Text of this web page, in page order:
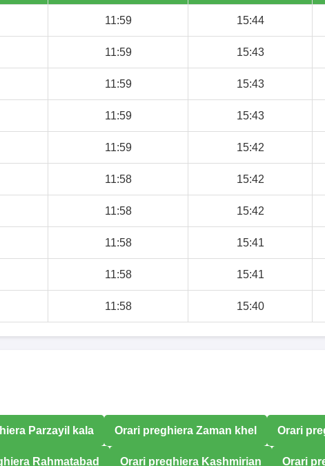
11:59 15:44
11:59 15:43
11:59 15:43
11:59 15:43
11:59 15:42
11:58 15:42
11:58 15:42
11:58 15:41
11:58 15:41
11:58 15:40
Parzayil kala Orari preghiera Zaman khel Orari
Rahmatabad Orari preghiera Kashmirian Orari